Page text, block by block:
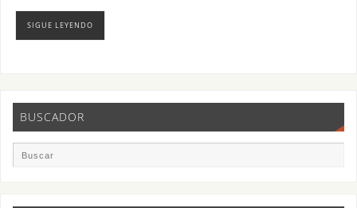
SIGUE LEYENDO
BUSCADOR